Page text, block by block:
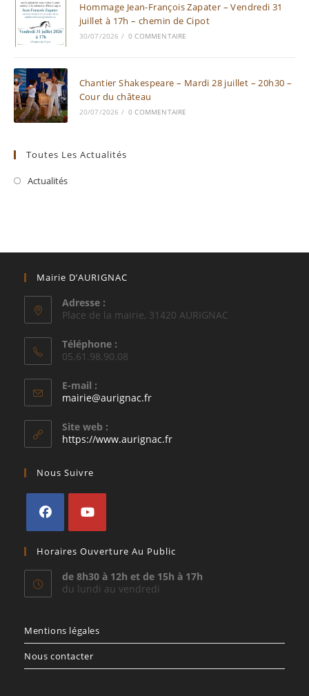
Hommage Jean-François Zapater – Vendredi 31
juillet à 17h – chemin de Cipot
30/07/2026 / 0 COMMENTAIRE
Chantier Shakespeare – Mardi 28 juillet – 20h30 –
Cour du château
20/07/2026 / 0 COMMENTAIRE
Toutes Les Actualités
Actualités
Mairie D’AURIGNAC
Adresse :
Place de la mairie, 31420 AURIGNAC
Téléphone :
05.61.98.90.08
E-mail :
mairie@aurignac.frS’ouvre
application
Site web :
https://www.aurignac.fr
Nous Suivre
dans
un
nouvel
dans
un
nouvel
Horaires Ouverture Au Public
de 8h30 à 12h et de 15h à 17h
du lundi au vendredi
Mentions légales
Nous contacter